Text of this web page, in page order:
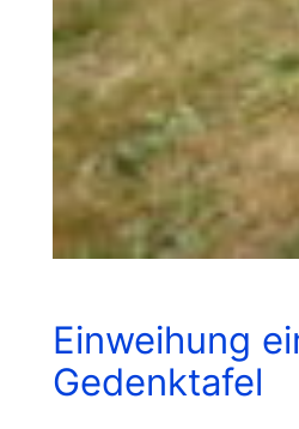
Einweihung
Gedenktafel